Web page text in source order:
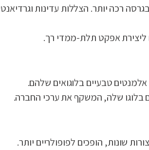
רכה יותר. הצללות עדינות
טבעיים בלוגואים שלהם.
שונות, הופכים לפופולריים יותר.